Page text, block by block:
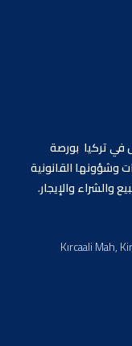
في تركيا بورصة
وشؤونها القانونية
والشراء والإيجار.
Kırcaali Mah,